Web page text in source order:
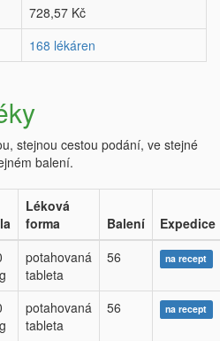
728,57 Kč
168 lékáren
stejnou cestou podání, ve stejné
balení.
Léková
forma
Balení
Expedice
potahovaná
tableta
56 na recept
potahovaná
tableta
56 na recept